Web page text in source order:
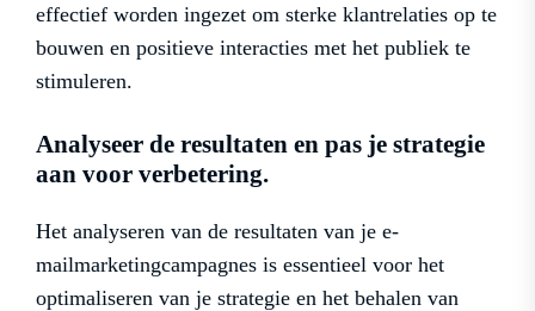
effectief worden ingezet om sterke klantrelaties op te
bouwen en positieve interacties met het publiek te
stimuleren.
Analyseer de resultaten en pas je strategie
aan voor verbetering.
Het analyseren van de resultaten van je e-
mailmarketingcampagnes is essentieel voor het
optimaliseren van je strategie en het behalen van